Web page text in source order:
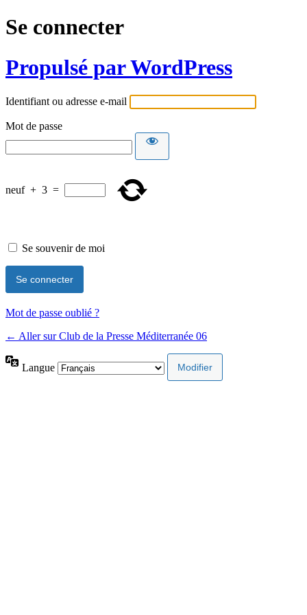
Se connecter
Propulsé par WordPress
Identifiant ou adresse e-mail
Mot de passe
neuf + 3 =
Se souvenir de moi
Mot de passe oublié ?
← Aller sur Club de la Presse Méditerranée 06
Langue